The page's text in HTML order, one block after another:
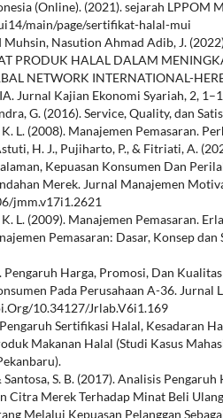
(Online). (2021). sejarah LPPOM
main/page/sertifikat-halal-mui
Muhsin, Nasution Ahmad Adib, J.
PRODUK HALAL DALAM
NETWORK INTERNATIONAL-
Jurnal Kajian Ekonomi Syariah, 2,
G. (2016). Service, Quality, dan
L. (2008). Manajemen Pemasaran.
H. J., Pujiharto, P., & Fitriati, A.
Kepuasan Konsumen Dan
Merek. Jurnal Manajemen
jmm.v17i1.2621
L. (2009). Manajemen Pemasaran.
Pemasaran: Dasar, Konsep dan
Pengaruh Harga, Promosi, Dan
Pada Perusahaan A-36. Jurnal
10.34127/Jrlab.V6i1.169
Sertifikasi Halal, Kesadaran
Makanan Halal (Studi Kasus
Santosa, S. B. (2017). Analisis
Citra Merek Terhadap Minat Beli
Melalui Kepuasan Pelanggan